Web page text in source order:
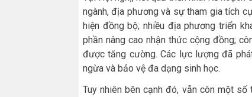
ngành, địa phương và sự tham gia tích
hiện đồng bộ; nhiều địa phương triển
phần nâng cao nhận thức cộng đồng;
được tăng cường. Các lực lượng đã
ngừa và bảo vệ đa dạng sinh học.
Tuy nhiên bên cạnh đó, vẫn còn một